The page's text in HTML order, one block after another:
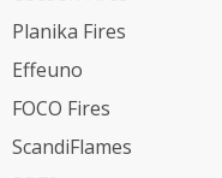
Planika Fires
Effeuno
FOCO Fires
ScandiFlames